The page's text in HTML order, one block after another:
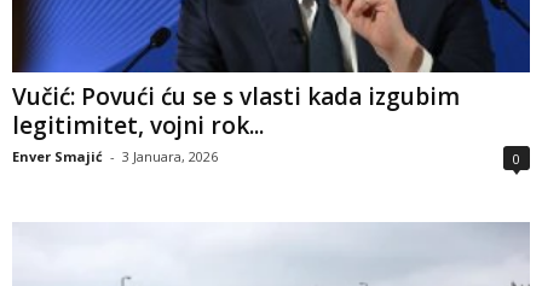
Vučić: Povući ću se s vlasti kada izgubim
legitimitet, vojni rok...
Enver Smajić - 3 Januara, 2026 0